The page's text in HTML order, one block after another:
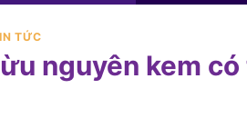
TỨC
nguyên kem